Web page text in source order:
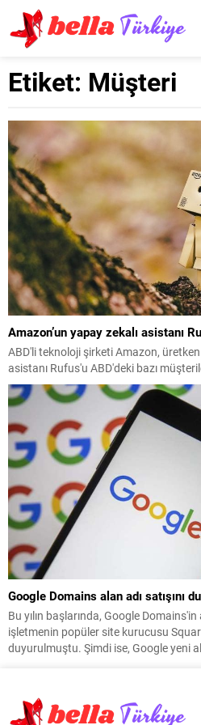
Etiket: Müşteri
Amazon’un yapay zekalı asistanı
ABD'li teknoloji şirketi Amazon,
asistanı Rufus'u ABD'deki bazı
Google Domains alan adı satışını
Bu yılın başlarında, Google
işletmenin popüler site kurucusu
duyurulmuştu. Şimdi ise, Google yeni